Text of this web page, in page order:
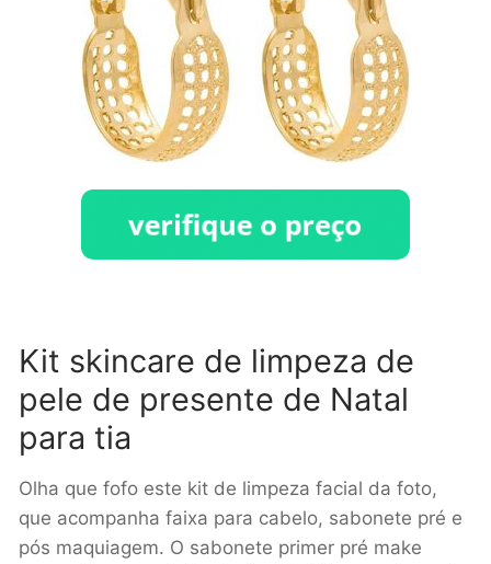
Kit skincare de limpeza de
pele de presente de Natal
para tia
Olha que fofo este kit de limpeza facial da foto,
que acompanha faixa para cabelo, sabonete pré e
pós maquiagem. O sabonete primer pré make